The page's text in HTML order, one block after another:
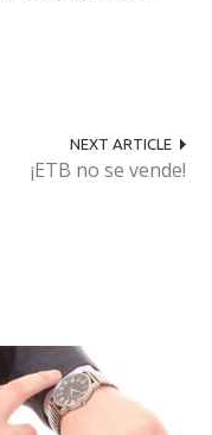
NEXT ARTICLE
¡ETB no se vende!